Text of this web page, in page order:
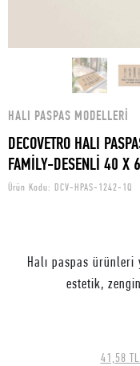
HALI PASPAS MODELLERI
DECOVETRO HALI
FAMİLY-DESENLİ 40 X
Ürün Kodu: DCV-HPAS-1242-1Q
Halı paspas ürünleri
estetik,
41,58